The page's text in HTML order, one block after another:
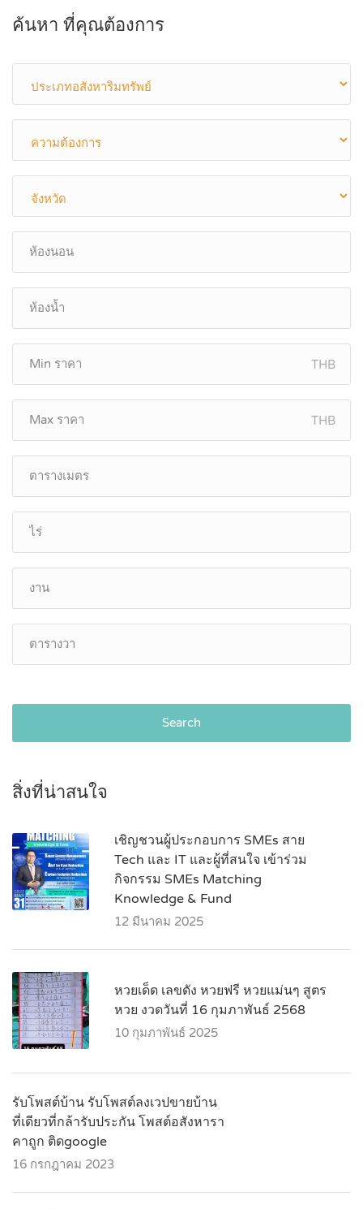
ค้นหา ที่คุณต้องการ
THB
THB
Search
สิ่งที่น่าสนใจ
เชิญชวนผู้ประกอบการ SMEs สาย
Tech และ IT และผู้ที่สนใจ เข้าร่วม
กิจกรรม SMEs Matching
Knowledge & Fund
12 มีนาคม 2025
หวยเด็ด เลขดัง หวยฟรี หวยแม่นๆ สูตร
หวย งวดวันที่ 16 กุมภาพันธ์ 2568
10 กุมภาพันธ์ 2025
รับโพสต์บ้าน รับโพสต์ลงเวปขายบ้าน
ที่เดียวที่กล้ารับประกัน โพสต์อสังหารา
คาถูก ติดgoogle
16 กรกฎาคม 2023